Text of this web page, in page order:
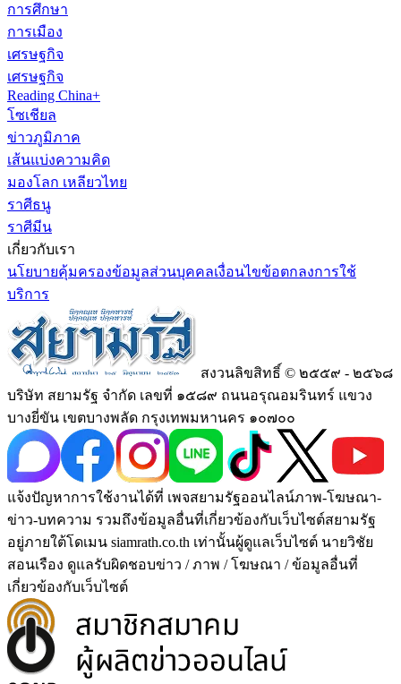
การศึกษา
การเมือง
เศรษฐกิจ
เศรษฐกิจ
Reading China+
โซเชียล
ข่าวภูมิภาค
เส้นแบ่งความคิด
มองโลก เหลียวไทย
ราศีธนู
ราศีมีน
เกี่ยวกับเรา
นโยบายคุ้มครองข้อมูลส่วนบุคคลเงื่อนไขข้อตกลงการใช้
บริการ
สงวนลิขสิทธิ์ © ๒๕๕๙ - ๒๕๖๘
บริษัท สยามรัฐ จำกัด เลขที่ ๑๕๘๙ ถนนอรุณอมรินทร์ แขวง
บางยี่ขัน เขตบางพลัด กรุงเทพมหานคร ๑๐๗๐๐
แจ้งปัญหาการใช้งานได้ที่ เพจสยามรัฐออนไลน์ภาพ-โฆษณา-
ข่าว-บทความ รวมถึงข้อมูลอื่นที่เกี่ยวข้องกับเว็บไซต์สยามรัฐ
อยู่ภายใต้โดเมน siamrath.co.th เท่านั้นผู้ดูแลเว็บไซต์ นายวิชัย
สอนเรือง ดูแลรับผิดชอบข่าว / ภาพ / โฆษณา / ข้อมูลอื่นที่
เกี่ยวข้องกับเว็บไซต์